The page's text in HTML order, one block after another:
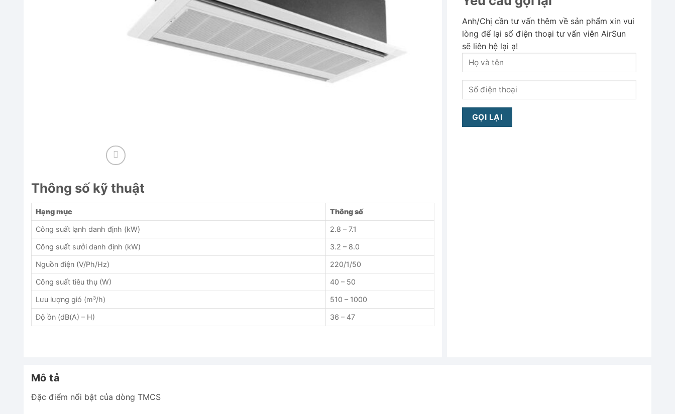
Thông số kỹ thuật
Hạng mục Thông số
Công suất lạnh danh định (kW) 2.8 – 7.1
Công suất sưởi danh định (kW) 3.2 – 8.0
Nguồn điện (V/Ph/Hz) 220/1/50
Công suất tiêu thụ (W) 40 – 50
Lưu lượng gió (m³/h) 510 – 1000
Độ ồn (dB(A) – H) 36 – 47
Anh/Chị cần tư vấn thêm về sản phẩm xin vui
lòng để lại số điện thoại tư vấn viên AirSun
sẽ liên hệ lại ạ!
Mô tả
Đặc điểm nổi bật của dòng TMCS